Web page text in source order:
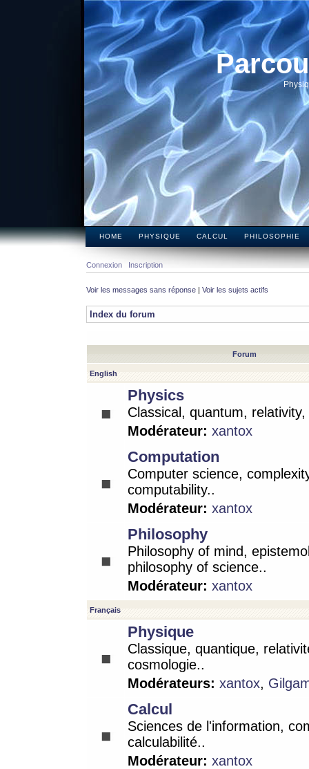
HOME PHYSIQUE CALCUL PHILOSOPHIE
Connexion Inscription
Voir les messages sans réponse | Voir les sujets actifs
Index du forum
Forum
English
Physics
Classical, quantum,
Modérateur: xantox
Computation
Computer science,
computability..
Modérateur: xantox
Philosophy
Philosophy of mind,
philosophy of science..
Modérateur: xantox
Français
Physique
Classique, quantique,
cosmologie..
Modérateurs: xantox,
Calcul
Sciences de l'information,
calculabilité..
Modérateur: xantox